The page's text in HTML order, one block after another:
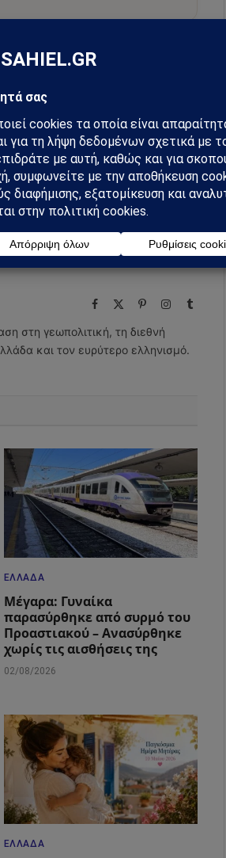
στο YouTube
Facebook Twitter Pinterest Tumblr
Facebook PinterestInstagramTumblr
στη γεωπολιτική, τη διεθνή
και τον ευρύτερο ελληνισμό.
ΕΛΛΆΔΑ
Μέγαρα: Γυναίκα
παρασύρθηκε από συρμό του
Προαστιακού – Ανασύρθηκε
χωρίς τις αισθήσεις της
02/08/2026
ΕΛΛΆΔΑ